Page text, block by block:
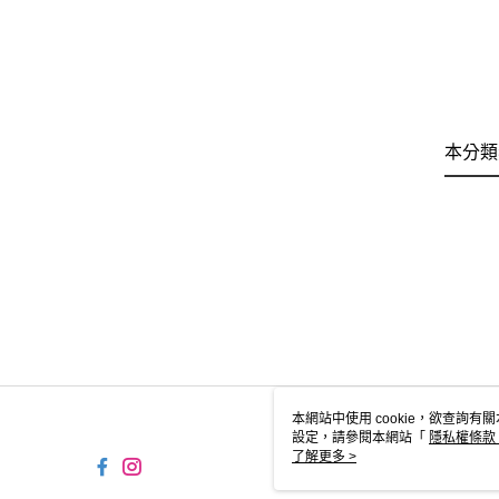
本分
本網站中使用 cookie，欲查詢有
設定，請參閱本網站「 隱私權條款
使用 cookie。
了解更多 >